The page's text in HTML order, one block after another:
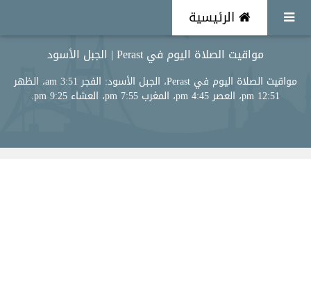
الرئيسية
مواقيت الصلاة اليوم في Perast | الجبل الأسود
مواقيت الصلاة اليوم في Perast، الجبل الأسود: الفجر 3:51 am، الظهر
12:51 pm، العصر 4:45 pm، المغرب 7:55 pm، العشاء 9:25 pm.